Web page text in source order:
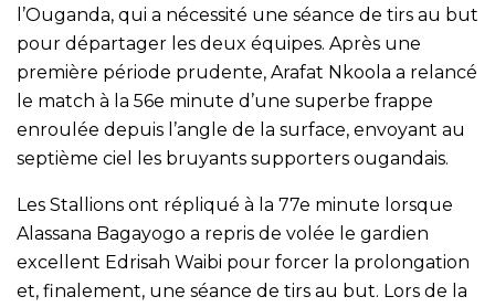
l’Ouganda, qui a nécessité une séance de tirs au but
pour départager les deux équipes. Après une
première période prudente, Arafat Nkoola a relancé
le match à la 56e minute d’une superbe frappe
enroulée depuis l’angle de la surface, envoyant au
septième ciel les bruyants supporters ougandais.
Les Stallions ont répliqué à la 77e minute lorsque
Alassana Bagayogo a repris de volée le gardien
excellent Edrisah Waibi pour forcer la prolongation
et, finalement, une séance de tirs au but. Lors de la